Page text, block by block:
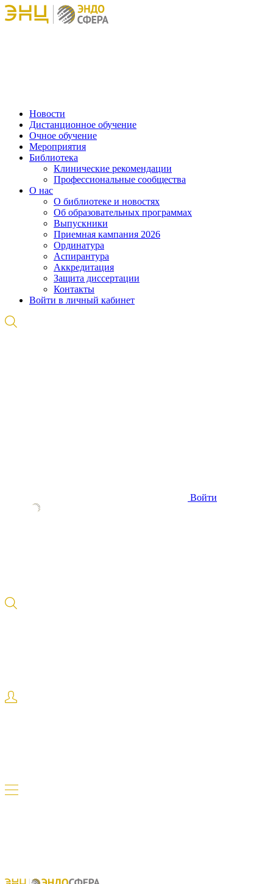
Новости
Дистанционное обучение
Очное обучение
Мероприятия
Библиотека
Клинические рекомендации
Профессиональные сообщества
О нас
О библиотеке и новостях
Об образовательных программах
Выпускники
Приемная кампания 2026
Ординатура
Аспирантура
Аккредитация
Защита диссертации
Контакты
Войти в личный кабинет
Войти